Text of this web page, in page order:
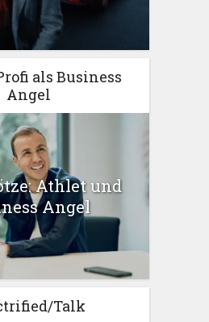
als Business
Angel
Athlet und
Angel
Talk